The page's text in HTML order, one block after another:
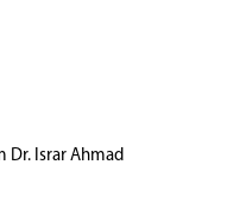
Dr. Israr Ahmad